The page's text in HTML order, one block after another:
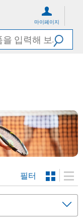
마이페이지
필터